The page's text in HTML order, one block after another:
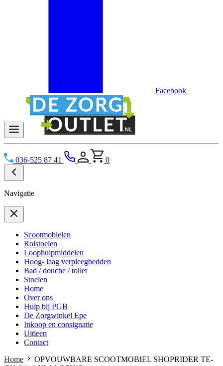
Facebook
036-525 87 41 0
Navigatie
Scootmobielen
Rolstoelen
Loophulpmiddelen
Hoog- laag verpleegbedden
Bad / douche / toilet
Stoelen
Home
Over ons
Hulp bij PGB
De Zorgwinkel Epe
Inkoop en consignatie
Uitleen
Contact
Home
OPVOUWBARE SCOOTMOBIEL SHOPRIDER TE-